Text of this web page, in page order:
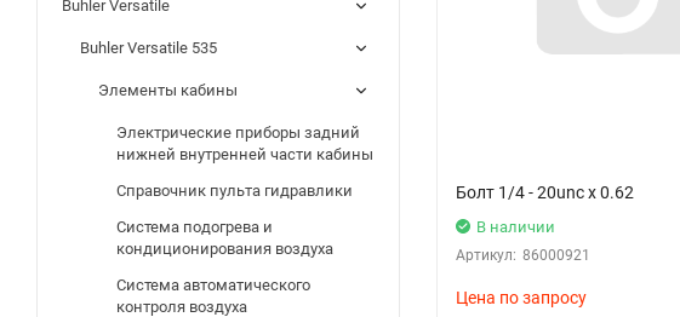
Buhler Versatile
Buhler Versatile 535
Элементы кабины
Электрические приборы задний
нижней внутренней части кабины
Справочник пульта гидравлики
Система подогрева и
кондиционирования воздуха
Система автоматического
контроля воздуха
Болт 1/4 - 20unc x 0.62
В наличии
Артикул: 86000921
Цена по запросу